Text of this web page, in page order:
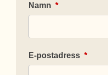
Namn *
E-postadress *